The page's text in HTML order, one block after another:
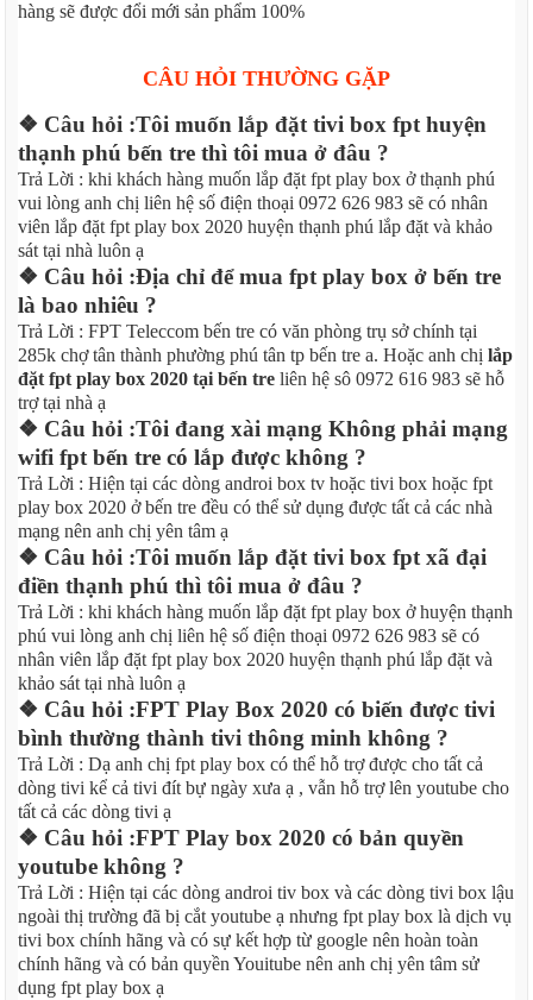
hàng sẽ được đổi mới sản phẩm 100%
CÂU HỎI THƯỜNG GẶP
❖ Câu hỏi :Tôi muốn lắp đặt tivi box fpt huyện
thạnh phú bến tre thì tôi mua ở đâu ?
Trả Lời : khi khách hàng muốn lắp đặt fpt play box ở thạnh phú
vui lòng anh chị liên hệ số điện thoại 0972 626 983 sẽ có nhân
viên lắp đặt fpt play box 2020 huyện thạnh phú lắp đặt và khảo
sát tại nhà luôn ạ
❖ Câu hỏi :Địa chỉ để mua fpt play box ở bến tre
là bao nhiêu ?
Trả Lời : FPT Teleccom bến tre có văn phòng trụ sở chính tại
285k chợ tân thành phường phú tân tp bến tre a. Hoặc anh chịlắp
đặt fpt play box 2020 tại bến tre liên hệ sô 0972 616 983 sẽ hỗ
trợ tại nhà ạ
❖ Câu hỏi :Tôi đang xài mạng Không phải mạng
wifi fpt bến tre có lắp được không ?
Trả Lời : Hiện tại các dòng androi box tv hoặc tivi box hoặc fpt
play box 2020 ở bến tre đều có thể sử dụng được tất cả các nhà
mạng nên anh chị yên tâm ạ
❖ Câu hỏi :Tôi muốn lắp đặt tivi box fpt xã đại
điền thạnh phú thì tôi mua ở đâu ?
Trả Lời : khi khách hàng muốn lắp đặt fpt play box ở huyện thạnh
phú vui lòng anh chị liên hệ số điện thoại 0972 626 983 sẽ có
nhân viên lắp đặt fpt play box 2020 huyện thạnh phú lắp đặt và
khảo sát tại nhà luôn ạ
❖ Câu hỏi :FPT Play Box 2020 có biến được tivi
bình thường thành tivi thông minh không ?
Trả Lời : Dạ anh chị fpt play box có thể hỗ trợ được cho tất cả
dòng tivi kể cả tivi đít bự ngày xưa ạ , vẫn hỗ trợ lên youtube cho
tất cả các dòng tivi ạ
❖ Câu hỏi :FPT Play box 2020 có bản quyền
youtube không ?
Trả Lời : Hiện tại các dòng androi tiv box và các dòng tivi box lậu
ngoài thị trường đã bị cắt youtube ạ nhưng fpt play box là dịch vụ
tivi box chính hãng và có sự kết hợp từ google nên hoàn toàn
chính hãng và có bản quyền Youitube nên anh chị yên tâm sử
dụng fpt play box ạ